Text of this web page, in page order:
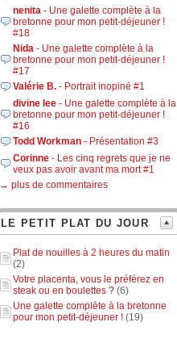
nenita - Une galette complète à la
bretonne pour mon petit-déjeuner !
#18
Nida - Une galette complète à la
bretonne pour mon petit-déjeuner !
#17
Valérie B. - Portrait inopiné #1
divine lee - Une galette complète à la
bretonne pour mon petit-déjeuner !
#16
Todd Workman - Présentation #3
Corinne - Les cinq regrets que je ne
veux pas avoir avant ma mort #1
→ plus de commentaires
LE PETIT PLAT DU JOUR
Plat de nouilles à 2 heures du matin
(2)
Votre placenta, vous le préférez en
steak ou en boulettes ? (6)
Une galette complète à la bretonne
pour mon petit-déjeuner ! (19)